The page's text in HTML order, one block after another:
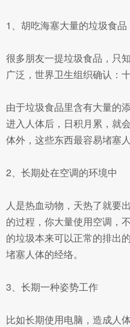
1、胡吃海塞大量的垃圾食品
很多朋友一提垃圾食品，只
广泛，世界卫生组织确认：
由于垃圾食品里含有大量的
进入人体后，日积月累，就
体外，这些东西最容易堵塞人
2、长期处在空调的环境中
人是热血动物，天热了就要
的过程，你大量使用空调，
的垃圾本来可以正常的排出
堵塞人体的经络。
3、长期一种姿势工作
比如长期使用电脑，造成人